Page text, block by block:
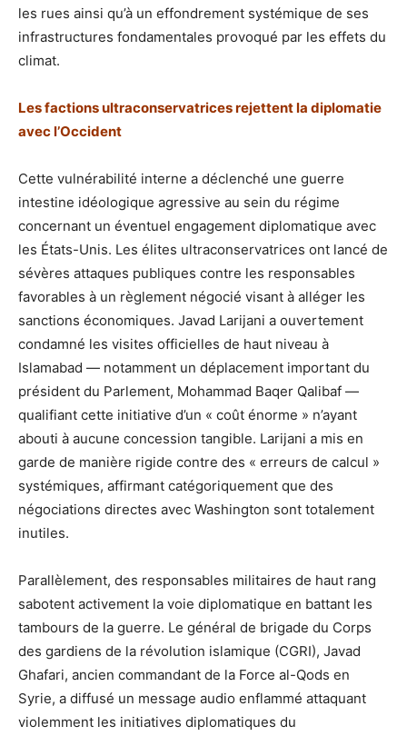
les rues ainsi qu’à un effondrement systémique de ses
infrastructures fondamentales provoqué par les effets du
climat.
Les factions ultraconservatrices rejettent la diplomatie
avec l’Occident
Cette vulnérabilité interne a déclenché une guerre
intestine idéologique agressive au sein du régime
concernant un éventuel engagement diplomatique avec
les États-Unis. Les élites ultraconservatrices ont lancé de
sévères attaques publiques contre les responsables
favorables à un règlement négocié visant à alléger les
sanctions économiques. Javad Larijani a ouvertement
condamné les visites officielles de haut niveau à
Islamabad — notamment un déplacement important du
président du Parlement, Mohammad Baqer Qalibaf —
qualifiant cette initiative d’un « coût énorme » n’ayant
abouti à aucune concession tangible. Larijani a mis en
garde de manière rigide contre des « erreurs de calcul »
systémiques, affirmant catégoriquement que des
négociations directes avec Washington sont totalement
inutiles.
Parallèlement, des responsables militaires de haut rang
sabotent activement la voie diplomatique en battant les
tambours de la guerre. Le général de brigade du Corps
des gardiens de la révolution islamique (CGRI), Javad
Ghafari, ancien commandant de la Force al-Qods en
Syrie, a diffusé un message audio enflammé attaquant
violemment les initiatives diplomatiques du